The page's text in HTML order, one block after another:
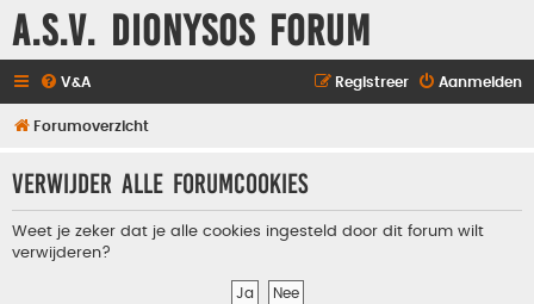
A.S.V. Dionysos Forum
V&A Aanmelden
Registreer
Forumoverzicht
Verwijder alle forumcookies
Weet je zeker dat je alle cookies ingesteld door dit forum wilt
verwijderen?